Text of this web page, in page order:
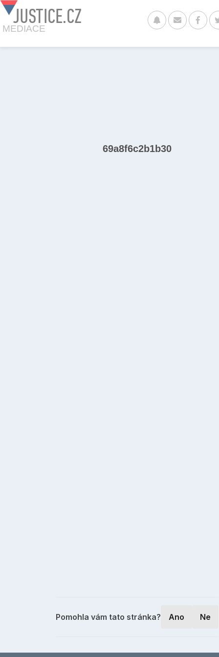
JUSTICE.CZ
MEDIACE
69a8f6c2b1b30
Pomohla vám tato stránka? Ano Ne